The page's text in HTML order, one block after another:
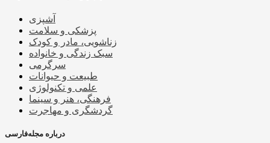
آشپزی
پزشکی و سلامت
زناشویی، مادر و کودک
سبک زندگی و خانواده
سرگرمی
طبیعت و حیوانات
علمی و تکنولوژی
فرهنگی، هنر و سینما
گردشگری و مهاجرت
درباره مجله‌فارسی